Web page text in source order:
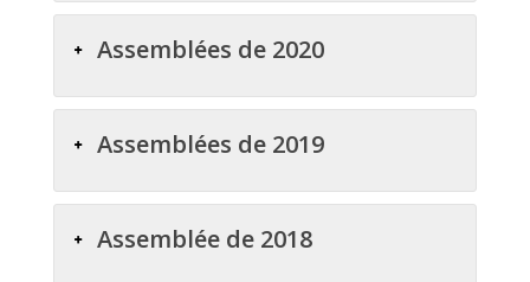
Assemblées de 2020
Assemblées de 2019
Assemblée de 2018